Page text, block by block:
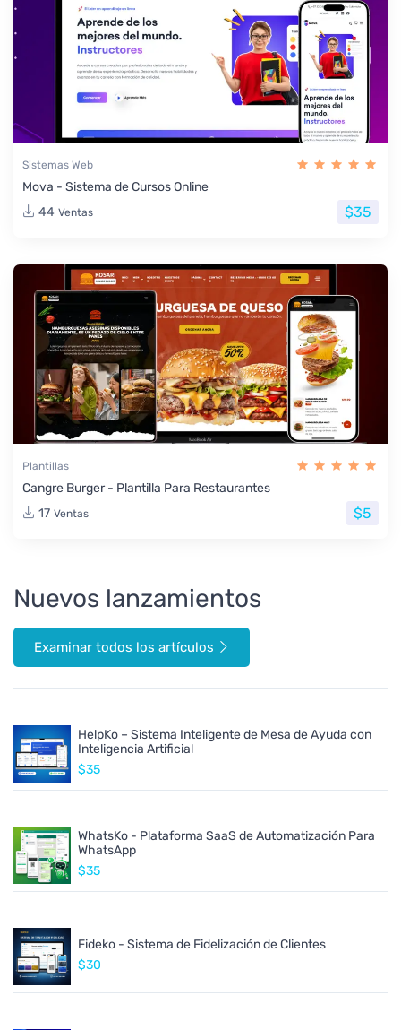
Sistemas Web
Mova - Sistema de Cursos Online
44 Ventas $35
Plantillas
Cangre Burger - Plantilla Para Restaurantes
17 Ventas $5
Nuevos lanzamientos
Examinar todos los artículos
HelpKo – Sistema Inteligente de Mesa de Ayuda con
Inteligencia Artificial
$35
WhatsKo - Plataforma SaaS de Automatización Para
WhatsApp
$35
Fideko - Sistema de Fidelización de Clientes
$30